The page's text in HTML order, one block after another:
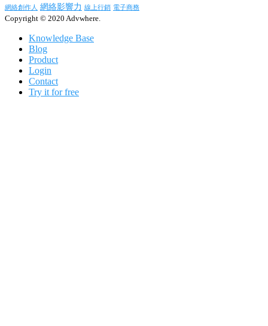
網絡創作人 網絡影響力 線上行銷 電子商務
Copyright © 2020 Advwhere.
Knowledge Base
Blog
Product
Login
Contact
Try it for free